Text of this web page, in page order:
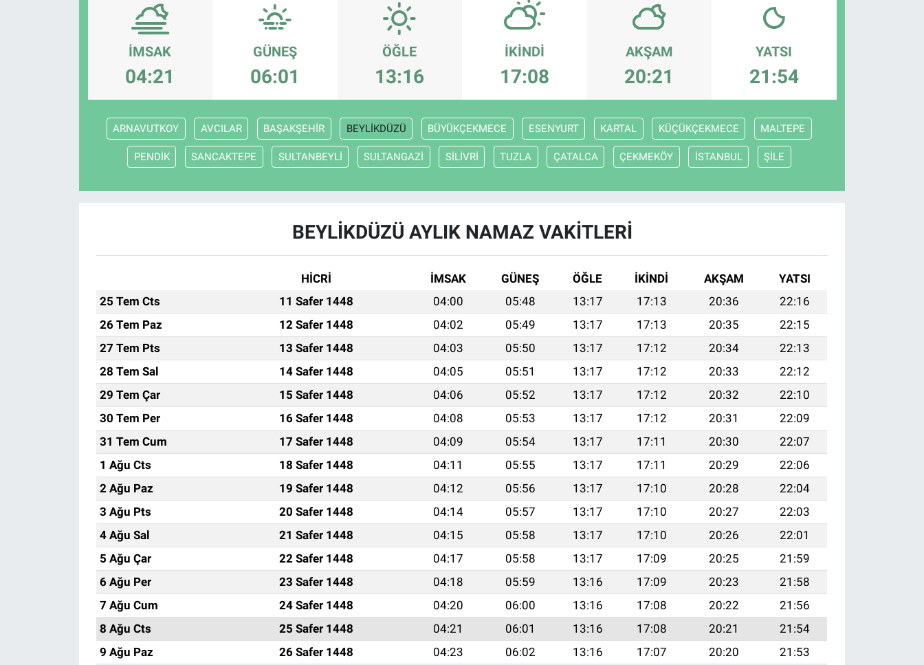
İMSAK
04:21
GÜNEŞ
06:01
ÖĞLE
13:16
İKINDI
17:08
AKŞAM
20:21
YATSI
21:54
ARNAVUTKOY AVCILAR BAŞAKŞEHİR BEYLİKDÜZÜ BÜYÜKÇEKMECE ESENYURT KARTAL KÜÇÜKÇEKMECE MALTEPE
PENDİK SANCAKTEPE SULTANBEYLİ SULTANGAZİ SİLİVRİ TUZLA ÇATALCA ÇEKMEKÖY İSTANBUL ŞİLE
BEYLİKDÜZÜ AYLIK NAMAZ VAKITLERI
HİCRİ İMSAK GÜNEŞ ÖĞLE İKINDI AKŞAM
YATSI
25 Tem Cts
11 Safer 1448 04:00 05:48 13:17 17:13 20:36
22:16
26 Tem Paz
12 Safer 1448 04:02 05:49 13:17 17:13 20:35
22:15
27 Tem Pts
13 Safer 1448 04:03 05:50 13:17 17:12 20:34
22:13
28 Tem Sal
14 Safer 1448 04:05 05:51 13:17 17:12 20:33
22:12
29 Tem Çar
15 Safer 1448 04:06 05:52 13:17 17:12 20:32
22:10
30 Tem Per
16 Safer 1448 04:08 05:53 13:17 17:12 20:31
22:09
31 Tem Cum
17 Safer 1448 04:09 05:54 13:17 17:11 20:30
22:07
1 Ağu Cts
18 Safer 1448 04:11 05:55 13:17 17:11 20:29
22:06
2 Ağu Paz
19 Safer 1448 04:12 05:56 13:17 17:10 20:28
22:04
3 Ağu Pts
20 Safer 1448 04:14 05:57 13:17 17:10 20:27
22:03
4 Ağu Sal
21 Safer 1448 04:15 05:58 13:17 17:10 20:26
22:01
5 Ağu Çar
22 Safer 1448 04:17 05:58 13:17 17:09 20:25
21:59
6 Ağu Per
23 Safer 1448 04:18 05:59 13:16 17:09 20:23
21:58
7 Ağu Cum
24 Safer 1448 04:20 06:00 13:16 17:08 20:22
21:56
8 Ağu Cts
25 Safer 1448 04:21 06:01 13:16 17:08 20:21
21:54
9 Ağu Paz
26 Safer 1448 04:23 06:02 13:16 17:07 20:20
21:53
Bilim ve Teknoloji